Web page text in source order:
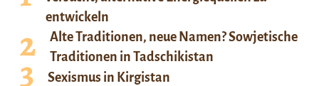
entwickeln
Alte Traditionen, neue Namen? Sowjetische
Traditionen in Tadschikistan
Sexismus in Kirgistan